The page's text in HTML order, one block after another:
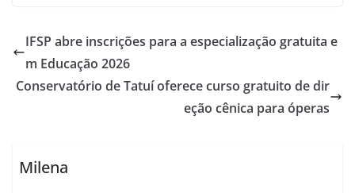
IFSP abre inscrições para a especialização gratuita e
m Educação 2026
Conservatório de Tatuí oferece curso gratuito de dir
eção cênica para óperas
Milena